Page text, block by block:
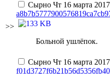
>>
Сырно Чт 16 марта
Больной ушлёпок.
Сырно Чт 16 марта